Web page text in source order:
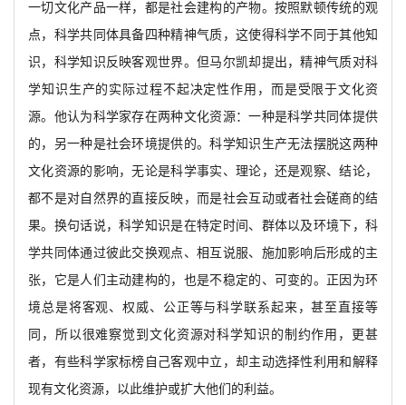
一切文化产品一样，都是社会建构的产物。按照默顿传统的观
点，科学共同体具备四种精神气质，这使得科学不同于其他知
识，科学知识反映客观世界。但马尔凯却提出，精神气质对科
学知识生产的实际过程不起决定性作用，而是受限于文化资
源。他认为科学家存在两种文化资源：一种是科学共同体提供
的，另一种是社会环境提供的。科学知识生产无法摆脱这两种
文化资源的影响，无论是科学事实、理论，还是观察、结论，
都不是对自然界的直接反映，而是社会互动或者社会磋商的结
果。换句话说，科学知识是在特定时间、群体以及环境下，科
学共同体通过彼此交换观点、相互说服、施加影响后形成的主
张，它是人们主动建构的，也是不稳定的、可变的。正因为环
境总是将客观、权威、公正等与科学联系起来，甚至直接等
同，所以很难察觉到文化资源对科学知识的制约作用，更甚
者，有些科学家标榜自己客观中立，却主动选择性利用和解释
现有文化资源，以此维护或扩大他们的利益。